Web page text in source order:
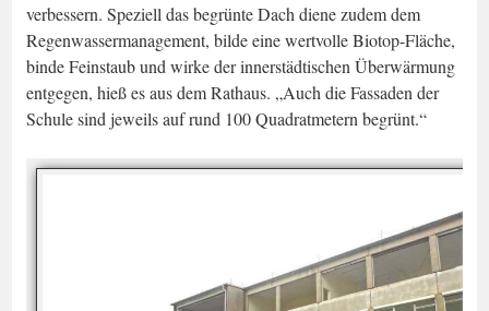
verbessern. Speziell das begrünte Dach diene zudem dem
Regenwassermanagement, bilde eine wertvolle Biotop-Fläche,
binde Feinstaub und wirke der innerstädtischen Überwärmung
entgegen, hieß es aus dem Rathaus. „Auch die Fassaden der
Schule sind jeweils auf rund 100 Quadratmetern begrünt.“